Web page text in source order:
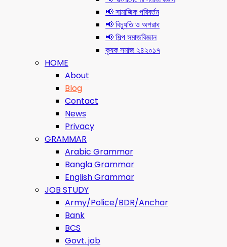
📢 সামাজিক পরিবর্তন
📢 বিচ্যুতি ও অপরাধ
📢 শিল্প সমাজবিজ্ঞান
কৃষক সমাজ ২৪২০১৭
HOME
About
Blog
Contact
News
Privacy
GRAMMAR
Arabic Grammar
Bangla Grammar
English Grammar
JOB STUDY
Army/Police/BDR/Anchar
Bank
BCS
Govt. job